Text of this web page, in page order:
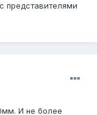
представителями
И не более